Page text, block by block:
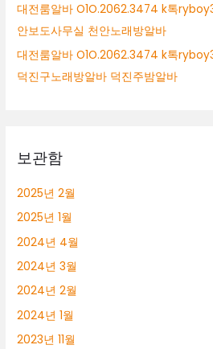
바
구
미
룸
바
대전룸알바 O1O.2062.3474 k톡
안보도사무실 천안노래방알바
대전룸알바 O1O.2062.3474 k톡
덕진구노래방알바 덕진주밤알바
보관함
2025년 2월
2025년 1월
2024년 4월
2024년 3월
2024년 2월
2024년 1월
2023년 11월